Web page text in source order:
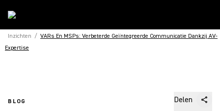
Inzichten / VARs En MSPs: Verbeterde Geïntegreerde Communicatie Dankzij AV-
Expertise
BLOG Delen